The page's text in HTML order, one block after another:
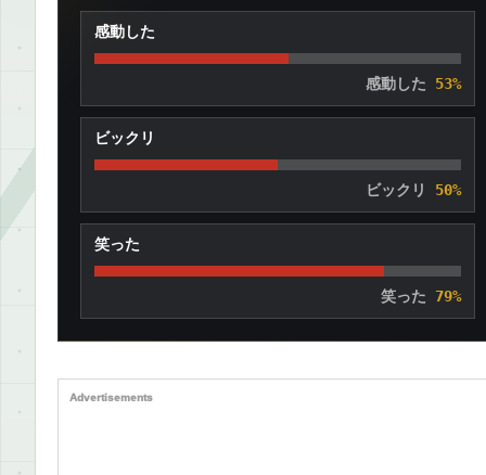
感動した
感動した 53%
ビックリ
ビックリ 50%
笑った
笑った 79%
Advertisements